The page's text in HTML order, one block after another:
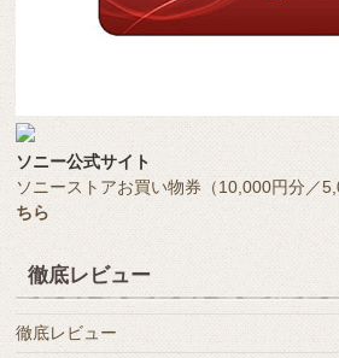
ソニー公式サイト
ソニーストアお買い物券（10,000円分／
ちら
徹底レビュー
徹底レビュー